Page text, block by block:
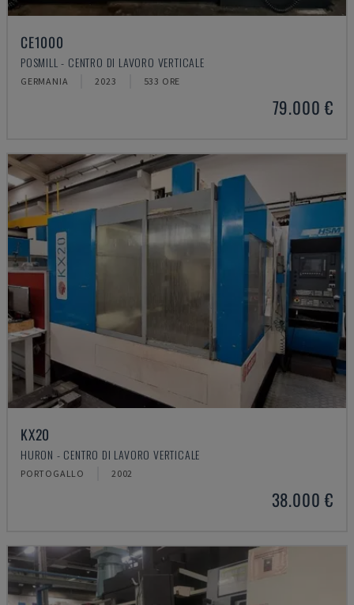
CE1000
POSMILL - CENTRO DI LAVORO VERTICALE
GERMANIA 2023 533 ORE
79.000 €
KX20
HURON - CENTRO DI LAVORO VERTICALE
PORTOGALLO 2002
38.000 €